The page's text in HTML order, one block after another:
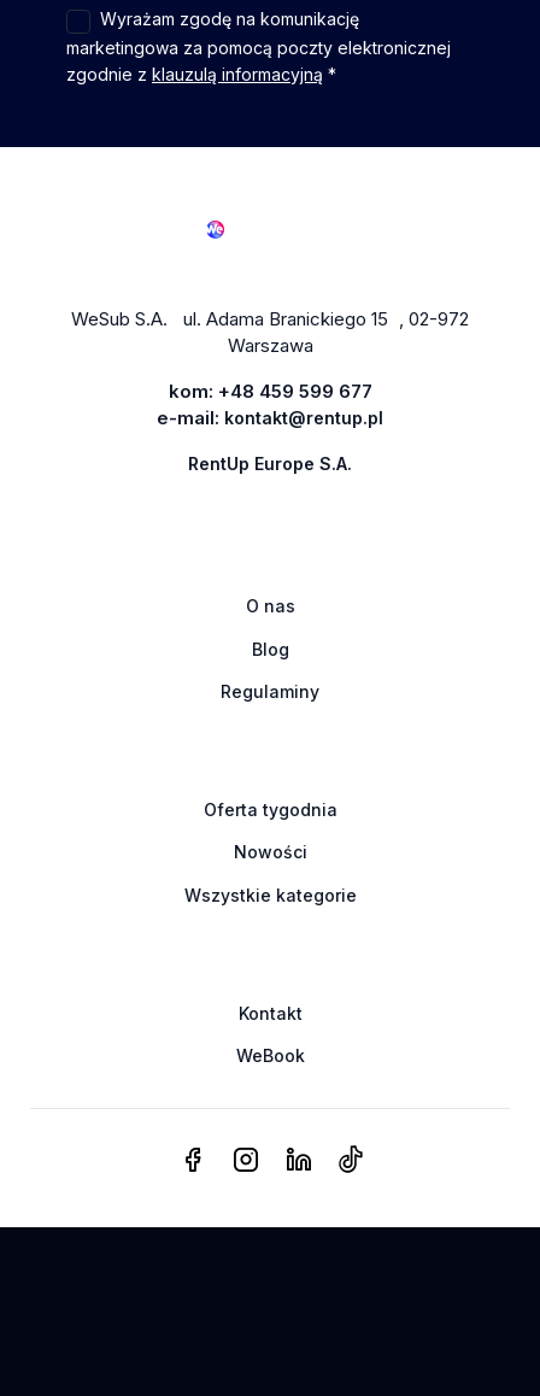
Wyrażam zgodę na komunikację
marketingowa za pomocą poczty elektronicznej
zgodnie z klauzulą informacyjną *
WeSub S.A. ul. Adama Branickiego 15 , 02-972
Warszawa
kom: +48 459 599 677
e-mail: kontakt@rentup.pl
RentUp Europe S.A.
O nas
Blog
Regulaminy
Oferta tygodnia
Nowości
Wszystkie kategorie
Kontakt
WeBook